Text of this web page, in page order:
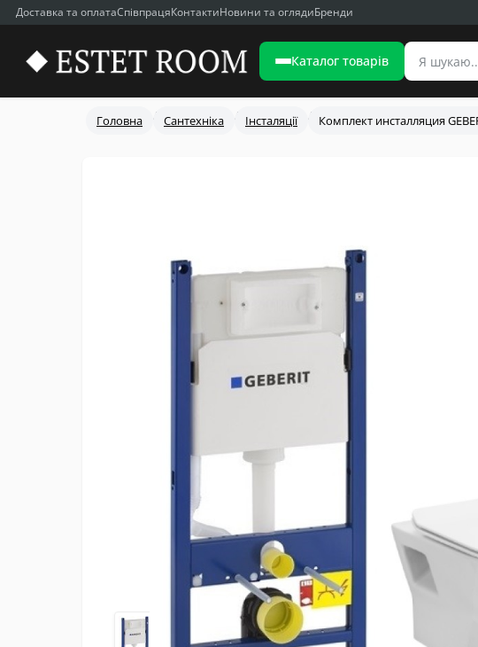
Доставка та оплатаСпівпрацяКонтактиНовини та оглядиБренди
Каталог товарів
Головна Сантехніка Інсталяції Комплект инсталляция